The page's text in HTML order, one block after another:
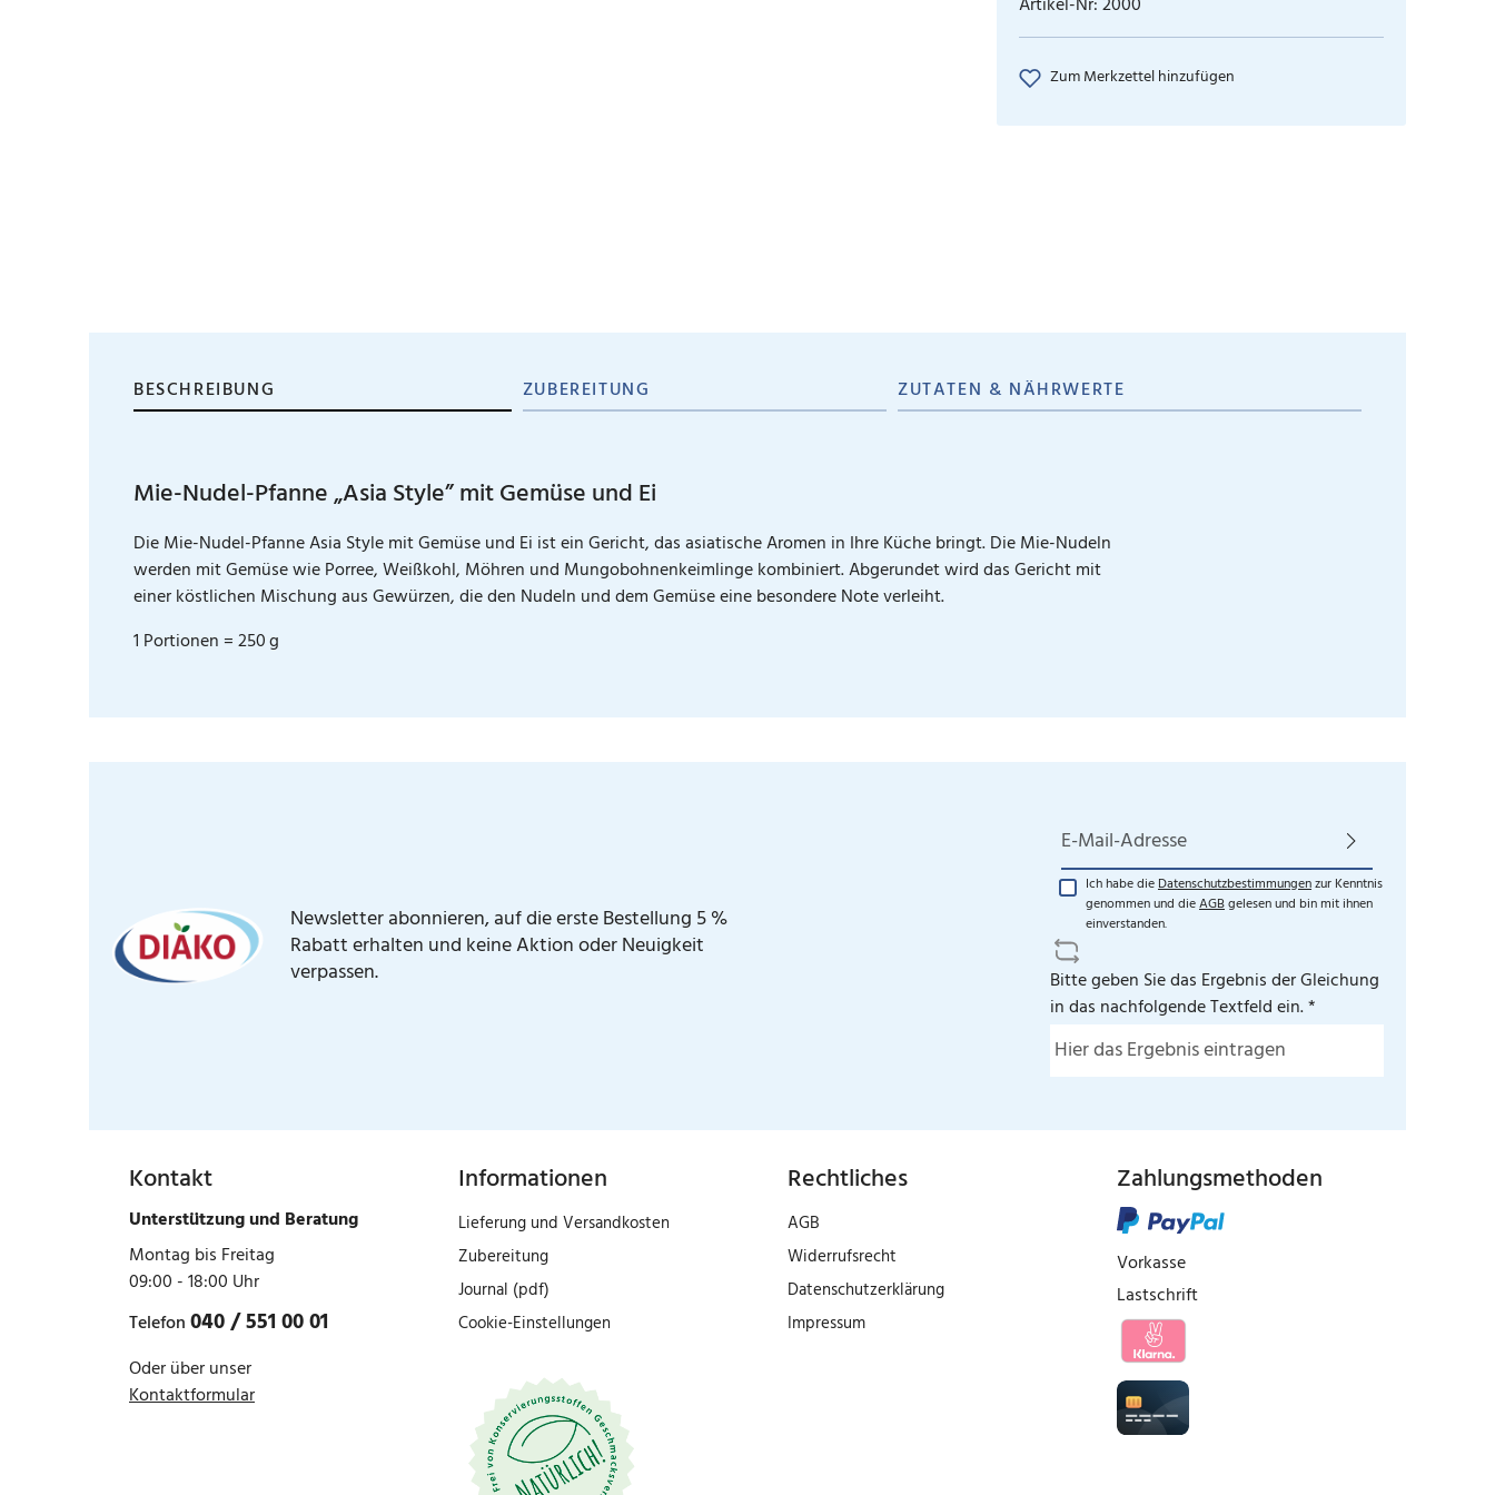
Zum Merkzettel hinzufügen
BESCHREIBUNG ZUBEREITUNG ZUTATEN & NÄHRWERTE
Mie-Nudel-Pfanne „Asia Style” mit Gemüse und Ei
Die Mie-Nudel-Pfanne Asia Style mit Gemüse und Ei ist ein Gericht, das asiatische Aromen in Ihre Küche bringt. Die Mie-Nudeln
werden mit Gemüse wie Porree, Weißkohl, Möhren und Mungobohnenkeimlinge kombiniert. Abgerundet wird das Gericht mit
einer köstlichen Mischung aus Gewürzen, die den Nudeln und dem Gemüse eine besondere Note verleiht.
1 Portionen = 250 g
Newsletter abonnieren, auf die erste Bestellung 5 %
Rabatt erhalten und keine Aktion oder Neuigkeit
verpassen.
E-Mail-Adresse*
Ich habe dieDatenschutzbestimmungenzur Kenntnis
genommen und dieAGBgelesen und bin mit ihnen
einverstanden.
Bitte geben Sie das Ergebnis der Gleichung
in das nachfolgende Textfeld ein. *
Zahlungsmethoden
Vorkasse
Lastschrift
Kontakt
Unterstützung und Beratung
Montag bis Freitag
09:00 - 18:00 Uhr
Telefon040 / 551 00 01
Oder über unser
Kontaktformular
Informationen
Lieferung und Versandkosten
Zubereitung
Journal (pdf)
Cookie-Einstellungen
Rechtliches
AGB
Widerrufsrecht
Datenschutzerklärung
Impressum